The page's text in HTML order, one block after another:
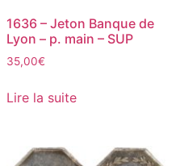
1636 – Jeton Banque de
Lyon – p. main – SUP
35,00€
Lire la suite